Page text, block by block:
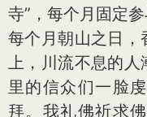
寺”，每个月固定
每个月朝山之日，
上，川流不息的人
里的信众们一脸
拜。我礼佛祈求